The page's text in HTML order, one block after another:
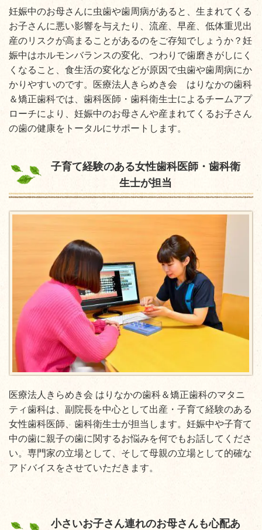
妊娠中のお母さんに虫歯や歯周病があると、生まれてくる
お子さんに悪い影響を与えたり、 流産、早産、低体重児出
産のリスクが高まることがあるのをご存知でしょうか？妊
娠中はホルモンバランスの変化、つわりで歯磨きがしにく
くなること、食生活の変化などが原因で虫歯や歯周病にか
かりやすいのです。医療法人きらめき会 はりなかの歯科
＆矯正歯科では、歯科医師・歯科衛生士によるチームアプ
ローチにより、妊娠中のお母さんや産まれてくるお子さん
の歯の健康をトータルにサポートします。
子育て経験のある女性歯科医師・歯科衛
生士が担当
医療法人きらめき会 はりなかの歯科＆矯正歯科のマタニ
ティ歯科は、副院長を中心として出産・子育て経験のある
女性歯科医師、歯科衛生士が担当します。妊娠中や子育て
中の歯に親子の歯に関するお悩みを何でもお話してくださ
い。専門家の立場として、そして母親の立場として的確な
アドバイスをさせていただきます。
小さいお子さん連れのお母さんも心配あ